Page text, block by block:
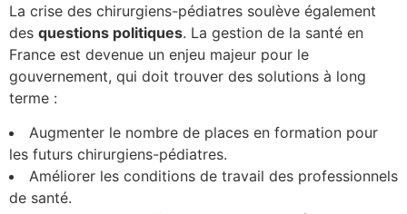
La crise des chirurgiens-pédiatres soulève également
des questions politiques. La gestion de la santé en
France est devenue un enjeu majeur pour le
gouvernement, qui doit trouver des solutions à long
terme :
Augmenter le nombre de places en formation pour
les futurs chirurgiens-pédiatres.
Améliorer les conditions de travail des professionnels
de santé.